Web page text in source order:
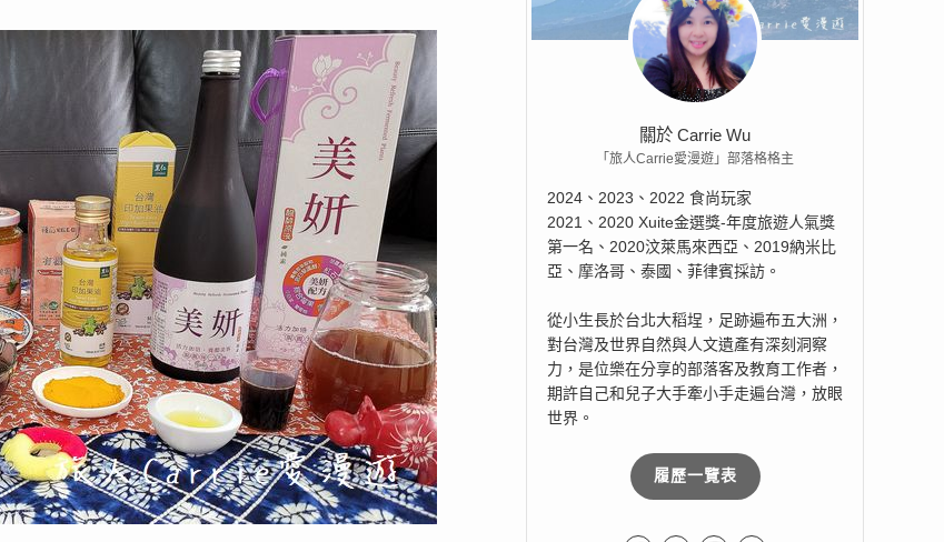
關於 Carrie Wu
「旅人Carrie愛漫遊」部落格格主
2024、2023、2022 食尚玩家
2021、2020 Xuite金選獎-年度旅遊人氣獎
第一名、2020汶萊馬來西亞、2019納米比
亞、摩洛哥、泰國、菲律賓採訪。
從小生長於台北大稻埕，足跡遍布五大洲，
對台灣及世界自然與人文遺產有深刻洞察
力，是位樂在分享的部落客及教育工作者，
期許自己和兒子大手牽小手走遍台灣，放眼
世界。
履歷一覽表